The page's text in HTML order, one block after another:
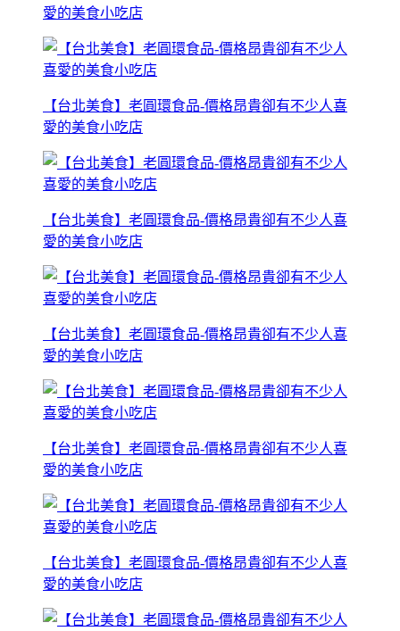
愛的美食小吃店
【台北美食】老圓環食品-價格昂貴卻有不少人喜
愛的美食小吃店
【台北美食】老圓環食品-價格昂貴卻有不少人喜
愛的美食小吃店
【台北美食】老圓環食品-價格昂貴卻有不少人喜
愛的美食小吃店
【台北美食】老圓環食品-價格昂貴卻有不少人喜
愛的美食小吃店
【台北美食】老圓環食品-價格昂貴卻有不少人喜
愛的美食小吃店